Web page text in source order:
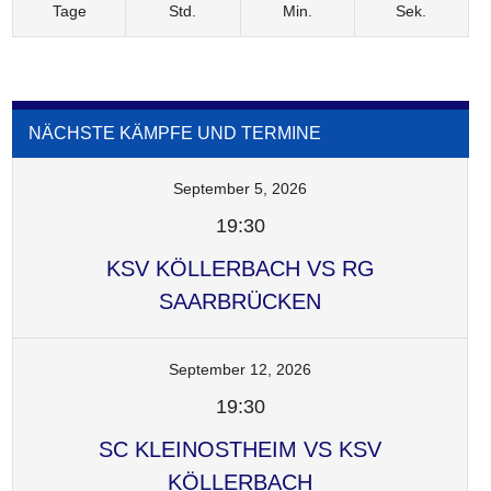
Tage Std. Min. Sek.
NÄCHSTE KÄMPFE UND TERMINE
September 5, 2026
19:30
KSV KÖLLERBACH VS RG
SAARBRÜCKEN
September 12, 2026
19:30
SC KLEINOSTHEIM VS KSV
KÖLLERBACH